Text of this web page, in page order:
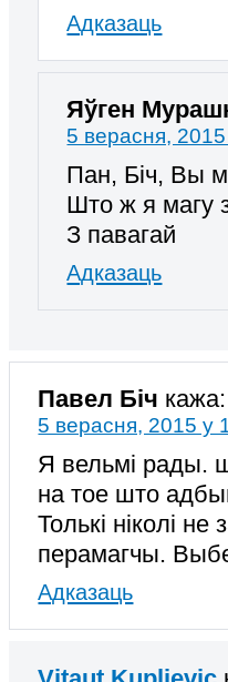
Адказаць
Яўген
5 верасня,
Пан, Біч, Вы
Што ж я магу
З павагай
Адказаць
Павел Біч кажа:
5 верасня, 2015 у
Я вельмі рады.
на тое што
Толькі ніколі
перамагчы.
Адказаць